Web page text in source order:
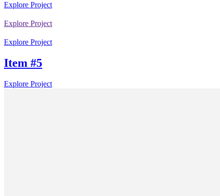
Explore Project
Explore Project
Explore Project
Item #5
Explore Project